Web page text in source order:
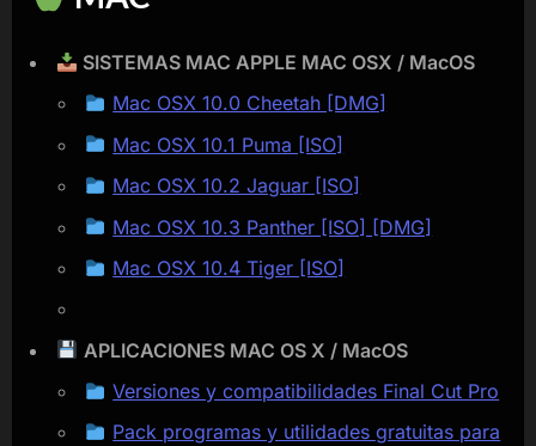
SISTEMAS MAC APPLE MAC OSX / MacOS
Mac OSX 10.0 Cheetah [DMG]
Mac OSX 10.1 Puma [ISO]
Mac OSX 10.2 Jaguar [ISO]
Mac OSX 10.3 Panther [ISO] [DMG]
Mac OSX 10.4 Tiger [ISO]
APLICACIONES MAC OS X / MacOS
Versiones y compatibilidades Final Cut Pro
Pack programas y utilidades gratuitas para